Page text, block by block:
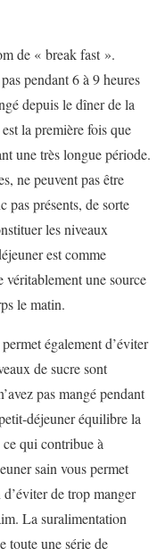
de « break fast ».
pendant 6 à 9 heures
depuis le dîner de la
la première fois que
une très longue période.
ne peuvent pas être
pas présents, de sorte
les niveaux
est comme
une source
le matin.
également d’éviter
de sucre sont
pas mangé pendant
déjeuner équilibre la
qui contribue à
sain vous permet
de trop manger
La suralimentation
toute une série de